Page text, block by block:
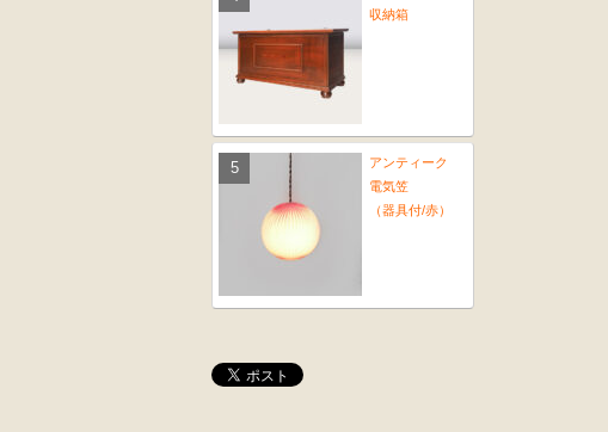
収納箱
アンティーク
電気笠
（器具付/赤）